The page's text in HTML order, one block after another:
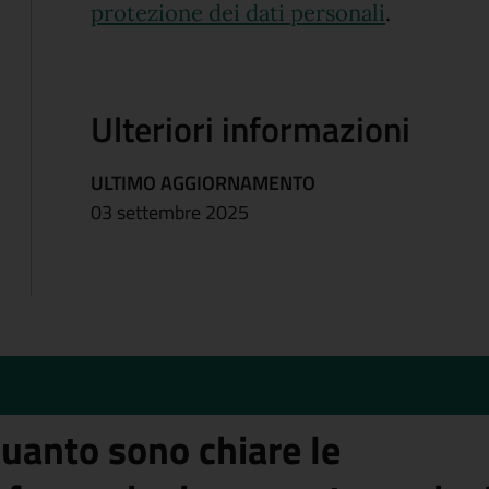
protezione dei dati personali(apre in
.
Ulteriori informazioni
ULTIMO AGGIORNAMENTO
03 settembre 2025
sono chiare le